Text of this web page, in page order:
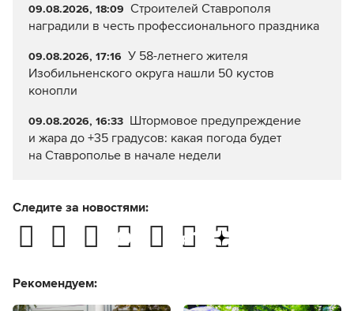
09.08.2026, 18:09 Строителей Ставрополя
наградили в честь профессионального праздника
09.08.2026, 17:16 У 58-летнего жителя
Изобильненского округа нашли 50 кустов
конопли
09.08.2026, 16:33 Штормовое предупреждение
и жара до +35 градусов: какая погода будет
на Ставрополье в начале недели
Следите за новостями:
Рекомендуем: